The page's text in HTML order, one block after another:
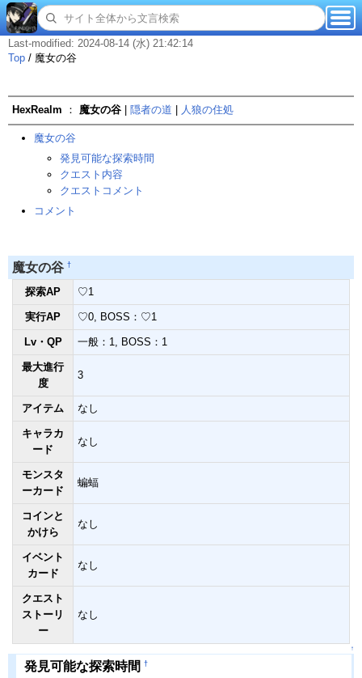
Last-modified: 2024-08-14 (水) 21:42:14
Top / 魔女の谷
HexRealm ： 魔女の谷 隠者の道 人狼の住処
魔女の谷
発見可能な探索時間
クエスト内容
クエストコメント
コメント
魔女の谷 †
探索AP ♡1
実行AP ♡0, BOSS：♡1
Lv・QP 一般：1, BOSS：1
最大進行
度
3
アイテム なし
キャラカ
ード
なし
モンスタ
ーカード
蝙蝠
コインと
かけら
なし
イベント
カード
なし
クエスト
ストーリ
ー
なし
↑
発見可能な探索時間 †